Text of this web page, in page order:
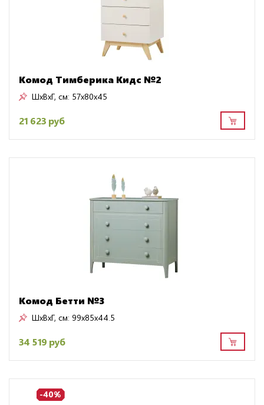
Комод Тимберика Кидс №2
ШxВxГ, см: 57x80x45
21 623 руб
Комод Бетти №3
ШxВxГ, см: 99x85x44.5
34 519 руб
-40%